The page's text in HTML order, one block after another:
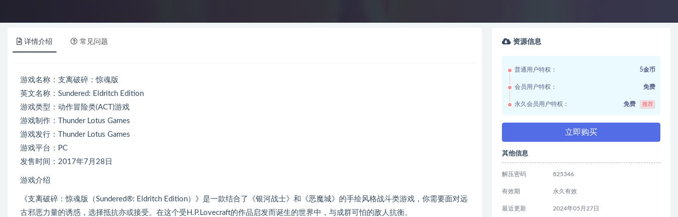
详情介绍 常见问题
游戏名称：支离破碎：惊魂版
英文名称：Sundered: Eldritch Edition
游戏类型：动作冒险类(ACT)游戏
游戏制作：Thunder Lotus Games
游戏发行：Thunder Lotus Games
游戏平台：PC
发售时间：2017年7月28日
游戏介绍
《支离破碎：惊魂版（Sundered®: Eldritch Edition）》是一款结合了《银河战士》和《恶魔城》的手绘风格战斗类游戏，你需要面对远
古邪恶力量的诱惑，选择抵抗亦或接受。在这个受H.P.Lovecraft的作品启发而诞生的世界中，与成群可怕的敌人抗衡。
资源信息
普通用户特权： 5金币
会员用户特权： 免费
永久会员用户特权： 免费 推荐
立即购买
其他信息
解压密码 825346
有效期 永久有效
最近更新 2024年05月27日